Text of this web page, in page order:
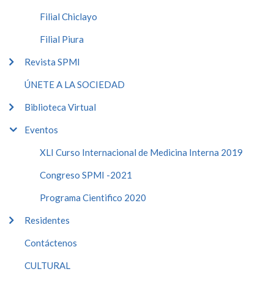
Filial Chiclayo
Filial Piura
Revista SPMI
ÚNETE A LA SOCIEDAD
Biblioteca Virtual
Eventos
XLI Curso Internacional de Medicina Interna 2019
Congreso SPMI -2021
Programa Cientifico 2020
Residentes
Contáctenos
CULTURAL